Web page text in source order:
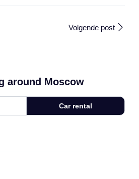
Volgende post
around Moscow
Car rental